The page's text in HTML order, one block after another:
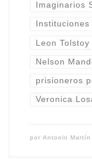
Imaginarios
Instituciones
Leon Tolstoy
Nelson
prisioneros
Veronica
por Antonio Martín